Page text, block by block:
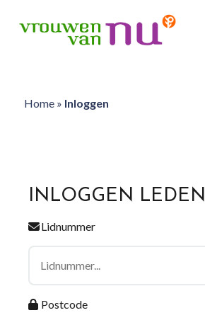
Home» Inloggen
INLOGGEN LEDEN
Lidnummer
Postcode